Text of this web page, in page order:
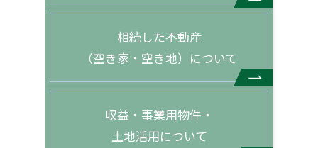
相続した不動産
（空き家・空き地）について
収益・事業用物件・
土地活用について